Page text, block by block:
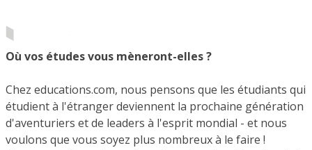
Où vos études vous mèneront-elles ?
Chez educations.com, nous pensons que les étudiants qui
étudient à l'étranger deviennent la prochaine génération
d'aventuriers et de leaders à l'esprit mondial - et nous
voulons que vous soyez plus nombreux à le faire !